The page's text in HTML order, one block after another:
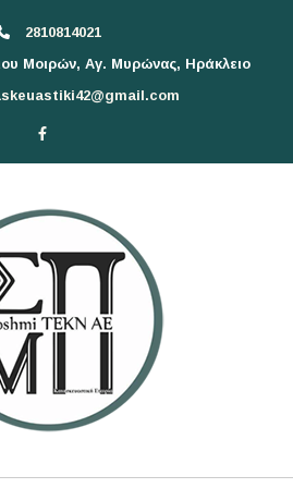
2810814021
Μοιρών, Αγ. Μυρώνας, Ηράκλειο